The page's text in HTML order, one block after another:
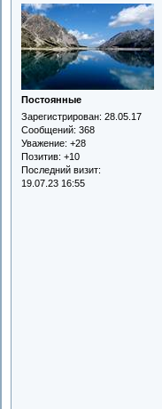
Постоянные
Зарегистрирован: 28.05.17
Сообщений: 368
Уважение: +28
Позитив: +10
Последний визит:
19.07.23 16:55